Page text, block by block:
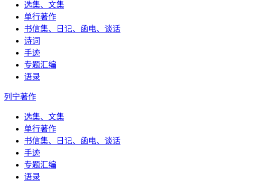
选集、文集
单行著作
书信集、日记、函电、谈话
诗词
手迹
专题汇编
语录
列宁著作
选集、文集
单行著作
书信集、日记、函电、谈话
手迹
专题汇编
语录